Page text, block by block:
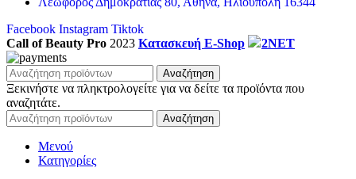
Facebook Instagram Tiktok
Call of Beauty Pro 2023 Κατασκευή E-Shop 2NET
Αναζήτηση
Ξεκινήστε να πληκτρολογείτε για να δείτε τα προϊόντα που
αναζητάτε.
Αναζήτηση
Μενού
Κατηγορίες